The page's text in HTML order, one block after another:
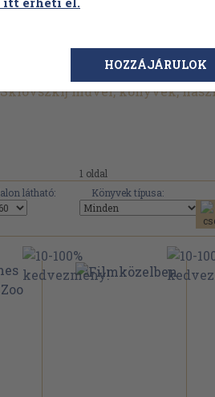
művei, könyvek,
1 oldal
látható: Könyvek típusa:
HOZZÁJÁRULOK